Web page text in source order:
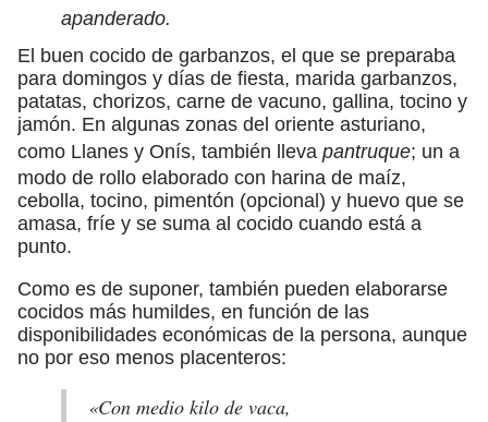
apanderado.
El buen cocido de garbanzos, el que se preparaba
para domingos y días de fiesta, marida garbanzos,
patatas, chorizos, carne de vacuno, gallina, tocino y
jamón. En algunas zonas del oriente asturiano,
como Llanes y Onís, también lleva pantruque; un a
modo de rollo elaborado con harina de maíz,
cebolla, tocino, pimentón (opcional) y huevo que se
amasa, fríe y se suma al cocido cuando está a
punto.
Como es de suponer, también pueden elaborarse
cocidos más humildes, en función de las
disponibilidades económicas de la persona, aunque
no por eso menos placenteros:
«Con medio kilo de vaca,